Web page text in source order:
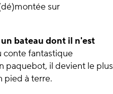
sur
bateau dont il n'est
conte fantastique
paquebot, il devient le plus
pied à terre.